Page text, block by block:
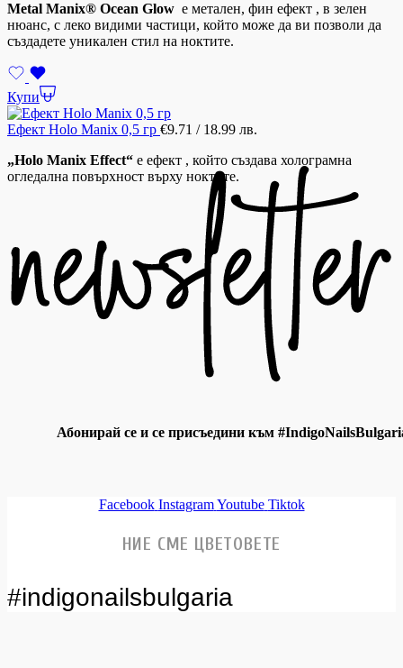
Metal Manix® Ocean Glow е метален, фин ефект , в зелен
нюанс, с леко видими частици, който може да ви позволи да
създадете уникален стил на ноктите.
Купи
Ефект Holo Manix 0,5 гр €9.71 / 18.99 лв.
„Holo Manix Effect“ е ефект , който създава холограмна
огледална повърхност върху ноктите.
Абонирай се и се присъедини към
Facebook Instagram Youtube Tiktok
НИЕ СМЕ ЦВЕТОВЕТЕ
#indigonailsbulgaria